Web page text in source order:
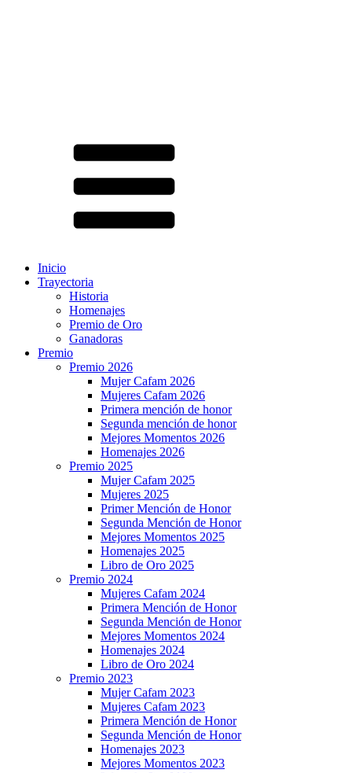
Inicio
Trayectoria
Historia
Homenajes
Premio de Oro
Ganadoras
Premio
Premio 2026
Mujer Cafam 2026
Mujeres Cafam 2026
Primera mención de honor
Segunda mención de honor
Mejores Momentos 2026
Homenajes 2026
Premio 2025
Mujer Cafam 2025
Mujeres 2025
Primer Mención de Honor
Segunda Mención de Honor
Mejores Momentos 2025
Homenajes 2025
Libro de Oro 2025
Premio 2024
Mujeres Cafam 2024
Primera Mención de Honor
Segunda Mención de Honor
Mejores Momentos 2024
Homenajes 2024
Libro de Oro 2024
Premio 2023
Mujer Cafam 2023
Mujeres Cafam 2023
Primera Mención de Honor
Segunda Mención de Honor
Homenajes 2023
Mejores Momentos 2023